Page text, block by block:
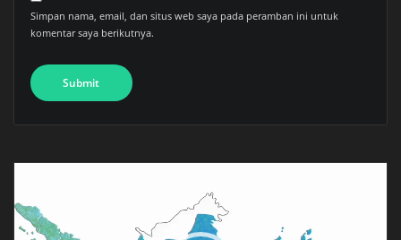
Simpan nama, email, dan situs web saya pada peramban ini untuk
komentar saya berikutnya.